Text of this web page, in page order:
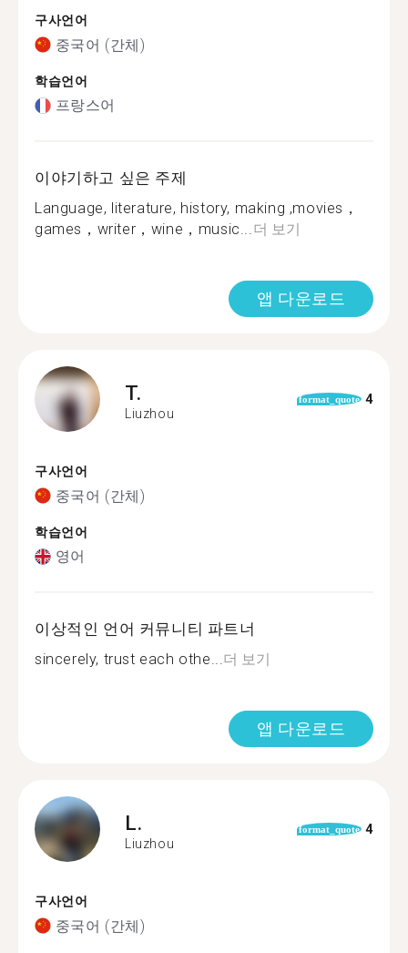
구사언어
중국어 (간체)
학습언어
프랑스어
이야기하고 싶은 주제
Language, literature, history, making ,movies，
games，writer，wine，music...더 보기
앱 다운로드
T.
Liuzhou
format_quote 4
구사언어
중국어 (간체)
학습언어
영어
이상적인 언어 커뮤니티 파트너
sincerely, trust each othe...더 보기
앱 다운로드
L.
Liuzhou
format_quote 4
구사언어
중국어 (간체)